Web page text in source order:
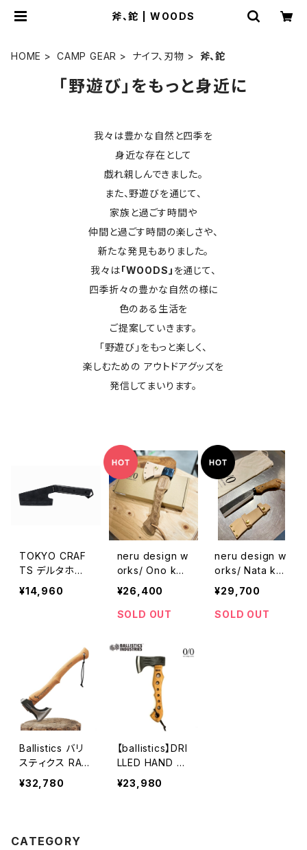
斧、鉈 | WOODS
HOME CAMP GEAR ナイフ、刃物 斧、鉈
「野遊び」をもっと身近に
我々は豊かな自然と四季を
身近な存在として
戯れ親しんできました。
また、野遊びを通じて、
家族と過ごす時間や
仲間と過ごす時間の楽しさや、
新たな発見もありました。
我々は「WOODS」 を通じて、
四季折々の豊かな自然の様に
色のある生活を
ご提案していきます。
「野遊び」をもっと楽しく、
楽しむための アウトドアグッズを
発信してまいります。
TOKYO CRAF
TS デルタホー
ク
¥14,960
neru design w
orks/ Ono kez
uru ネルデザイ
ンワークス オノ
ケズル
¥26,400
SOLD OUT
neru design w
orks/ Nata ke
zuru
¥29,700
SOLD OUT
Ballistics バリ
スティクス RAID
AXE レイドアッ
クス hickory ヒ
¥32,780
【ballistics】DRI
LLED HAND A
XE 2
¥23,980
CATEGORY